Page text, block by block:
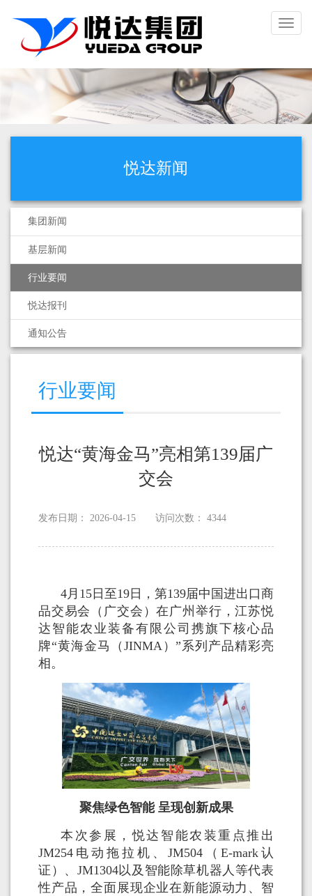
Toggle
悦达新闻
集团新闻
基层新闻
行业要闻
悦达报刊
通知公告
行业要闻
悦达“黄海金马”亮相第139届广
交会
发布日期： 2026-04-15 访问次数： 4344
4月15日至19日，第139届中国进出口商
品交易会（广交会）在广州举行，江苏悦
达智能农业装备有限公司携旗下核心品
牌“黄海金马（JINMA）”系列产品精彩亮
相。
聚焦绿色智能 呈现创新成果
本次参展，悦达智能农装重点推出
JM254电动拖拉机、JM504（E-mark认
证）、JM1304以及智能除草机器人等代表
性产品，全面展现企业在新能源动力、智